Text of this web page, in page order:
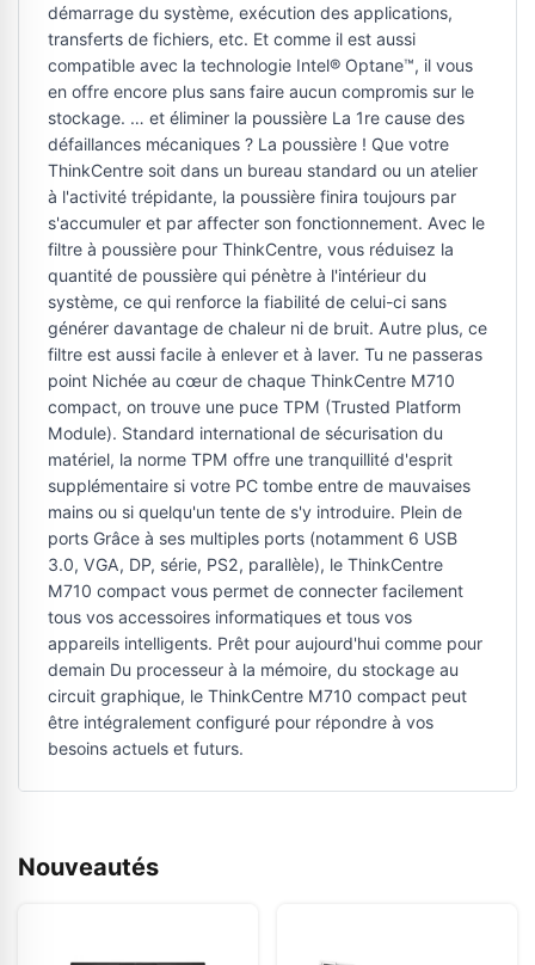
démarrage du système, exécution des applications,
transferts de fichiers, etc. Et comme il est aussi
compatible avec la technologie Intel® Optane™, il vous
en offre encore plus sans faire aucun compromis sur le
stockage. … et éliminer la poussière La 1re cause des
défaillances mécaniques ? La poussière ! Que votre
ThinkCentre soit dans un bureau standard ou un atelier
à l'activité trépidante, la poussière finira toujours par
s'accumuler et par affecter son fonctionnement. Avec le
filtre à poussière pour ThinkCentre, vous réduisez la
quantité de poussière qui pénètre à l'intérieur du
système, ce qui renforce la fiabilité de celui-ci sans
générer davantage de chaleur ni de bruit. Autre plus, ce
filtre est aussi facile à enlever et à laver. Tu ne passeras
point Nichée au cœur de chaque ThinkCentre M710
compact, on trouve une puce TPM (Trusted Platform
Module). Standard international de sécurisation du
matériel, la norme TPM offre une tranquillité d'esprit
supplémentaire si votre PC tombe entre de mauvaises
mains ou si quelqu'un tente de s'y introduire. Plein de
ports Grâce à ses multiples ports (notamment 6 USB
3.0, VGA, DP, série, PS2, parallèle), le ThinkCentre
M710 compact vous permet de connecter facilement
tous vos accessoires informatiques et tous vos
appareils intelligents. Prêt pour aujourd'hui comme pour
demain Du processeur à la mémoire, du stockage au
circuit graphique, le ThinkCentre M710 compact peut
être intégralement configuré pour répondre à vos
besoins actuels et futurs.
Nouveautés